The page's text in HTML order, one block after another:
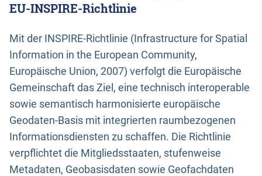
EU-INSPIRE-Richtlinie
Mit der INSPIRE-Richtlinie (Infrastructure for Spatial
Information in the European Community,
Europäische Union, 2007) verfolgt die Europäische
Gemeinschaft das Ziel, eine technisch interoperable
sowie semantisch harmonisierte europäische
Geodaten-Basis mit integrierten raumbezogenen
Informationsdiensten zu schaffen. Die Richtlinie
verpflichtet die Mitgliedsstaaten, stufenweise
Metadaten, Geobasisdaten sowie Geofachdaten